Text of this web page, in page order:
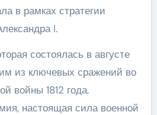
в рамках стратегии
I.
состоялась в августе
из ключевых сражений во
войны 1812 года.
настоящая сила военной